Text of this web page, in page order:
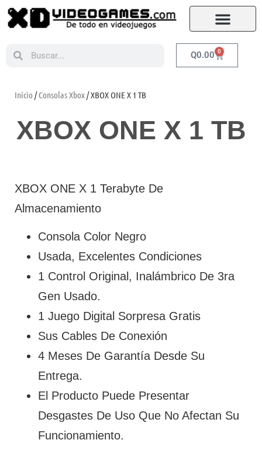
Q0.00 0
Inicio /Consolas Xbox/ XBOX ONE X 1 TB
XBOX ONE X 1 TB
XBOX ONE X 1 Terabyte De
Almacenamiento
Consola Color Negro
Usada, Excelentes Condiciones
1 Control Original, Inalámbrico De 3ra
Gen Usado.
1 Juego Digital Sorpresa Gratis
Sus Cables De Conexión
4 Meses De Garantía Desde Su
Entrega.
El Producto Puede Presentar
Desgastes De Uso Que No Afectan Su
Funcionamiento.